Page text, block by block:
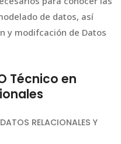
de datos, así
y modifcación de Datos
Técnico en
RELACIONALES Y